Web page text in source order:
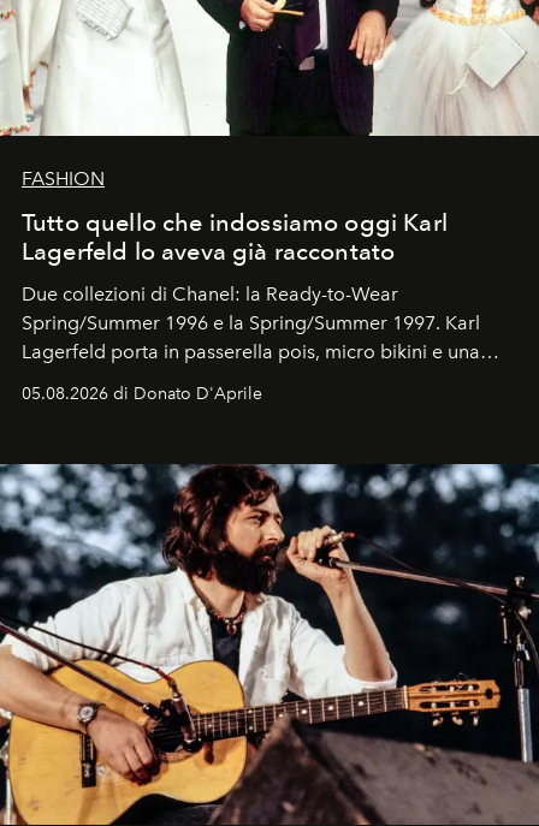
FASHION
Tutto quello che indossiamo oggi Karl
Lagerfeld lo aveva già raccontato
Due collezioni di Chanel: la Ready-to-Wear
Spring/Summer 1996 e la Spring/Summer 1997. Karl
Lagerfeld porta in passerella pois, micro bikini e una
Kate, Claudia e Carla una dietro l'altra. Trent'anni dopo,
uno dei documenti più contemporanei che abbiamo.
05.08.2026 di Donato D'Aprile